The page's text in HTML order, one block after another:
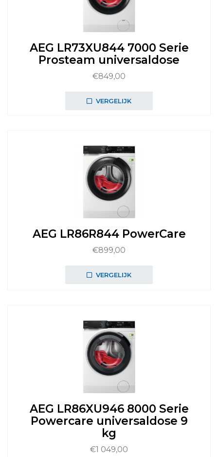
AEG LR73XU844 7000 Serie
Prosteam universaldose
€849,00
VERGELIJK
AEG LR86R844 PowerCare
€899,00
VERGELIJK
AEG LR86XU946 8000 Serie
Powercare universaldose 9
kg
€1 049,00